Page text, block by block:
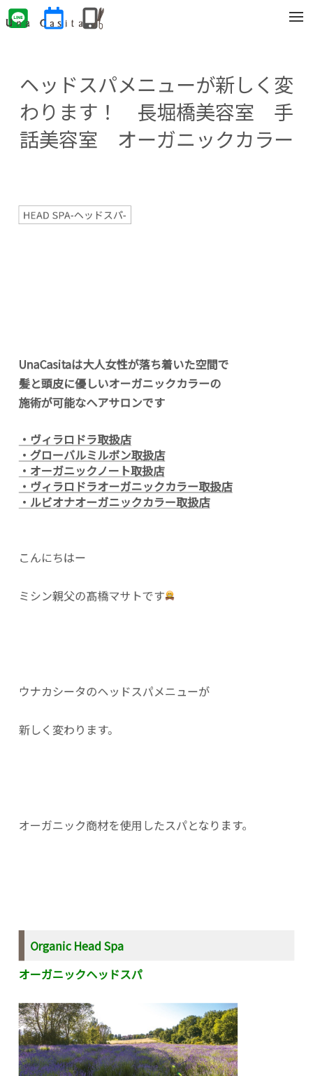
ヘッドスパメニューが新しく変
わります！ 長堀橋美容室 手
話美容室 オーガニックカラー
HEAD SPA-ヘッドスパ-
UnaCasitaは大人女性が落ち着いた空間で
髪と頭皮に優しいオーガニックカラーの
施術が可能なヘアサロンです
・ヴィラロドラ取扱店
・グローバルミルボン取扱店
・オーガニックノート取扱店
・ヴィラロドラオーガニックカラー取扱店
・ルビオナオーガニックカラー取扱店
こんにちはー
ミシン親父の髙橋マサトです
ウナカシータのヘッドスパメニューが
新しく変わります。
オーガニック商材を使用したスパとなります。
Organic Head Spa
オーガニックヘッドスパ
t